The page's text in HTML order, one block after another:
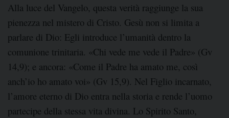
Alla luce del Vangelo, questa verità raggiunge la sua
pienezza nel mistero di Cristo. Gesù non si limita a
parlare di Dio: Egli introduce l’umanità dentro la
comunione trinitaria. «Chi vede me vede il Padre» (Gv
14,9); e ancora: «Come il Padre ha amato me, così
anch’io ho amato voi» (Gv 15,9). Nel Figlio incarnato,
l’amore eterno di Dio entra nella storia e rende l’uomo
partecipe della stessa vita divina. Lo Spirito Santo,